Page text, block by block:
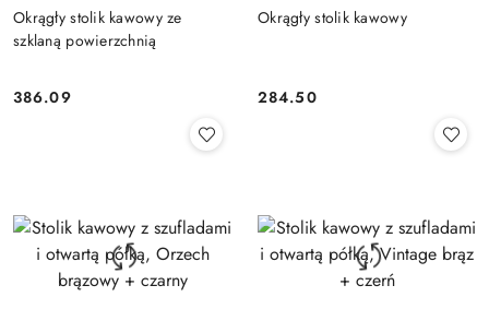
Okrągły stolik kawowy ze
szklaną powierzchnią
Cena:
386.09
Okrągły stolik kawowy
Cena:
284.50